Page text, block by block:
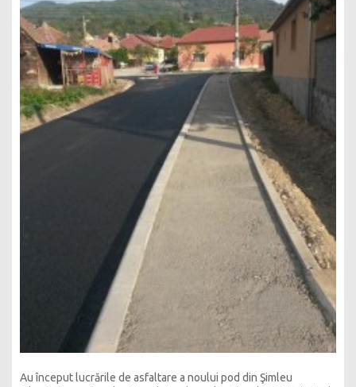
Au început lucrările de asfaltare a noului pod din Şimleu